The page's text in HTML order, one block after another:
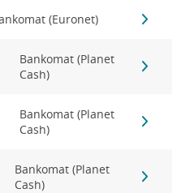
(Euronet)
Bankomat (Planet
Cash)
Bankomat (Planet
Cash)
Bankomat (Planet
Cash)